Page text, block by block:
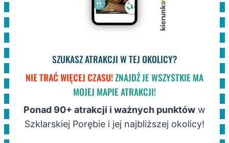
SZUKASZ ATRAKCJI W TEJ OKOLICY?
NIE TRAĆ WIĘCEJ CZASU!ZNAJDŹ JE WSZYSTKIE MA
MOJEJ MAPIE ATRAKCJI!
Ponad 90+ atrakcji i ważnych punktów w
Szklarskiej Porębie i jej najbliższej okolicy!